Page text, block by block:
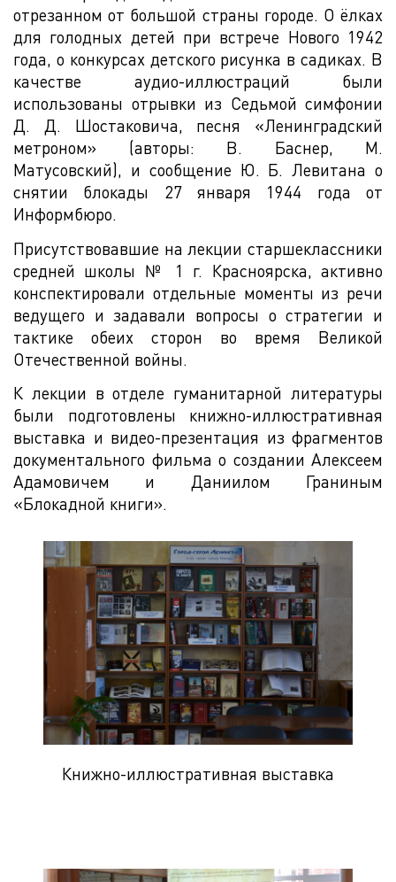
отрезанном от большой страны городе. О ёлках
для голодных детей при встрече Нового 1942
года, о конкурсах детского рисунка в садиках. В
качестве аудио-иллюстраций были
использованы отрывки из Седьмой симфонии
Д. Д. Шостаковича, песня «Ленинградский
метроном» (авторы: В. Баснер, М.
Матусовский), и сообщение Ю. Б. Левитана о
снятии блокады 27 января 1944 года от
Информбюро.
Присутствовавшие на лекции старшеклассники
средней школы № 1 г. Красноярска, активно
конспектировали отдельные моменты из речи
ведущего и задавали вопросы о стратегии и
тактике обеих сторон во время Великой
Отечественной войны.
К лекции в отделе гуманитарной литературы
были подготовлены книжно-иллюстративная
выставка и видео-презентация из фрагментов
документального фильма о создании Алексеем
Адамовичем и Даниилом Граниным
«Блокадной книги».
Книжно-иллюстративная выставка